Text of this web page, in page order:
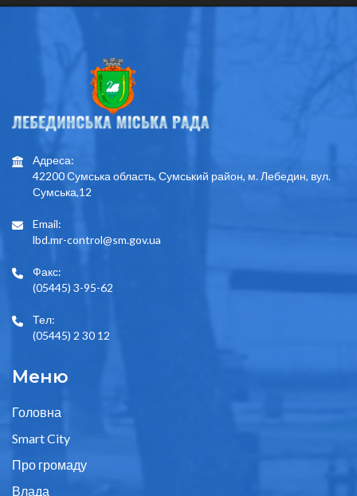
Адреса:
42200 Сумська область, Сумський район, м. Лебедин, вул.
Сумська,12
Email:
lbd.mr-control@sm.gov.ua
Факс:
(05445) 3-95-62
Тел:
(05445) 2 30 12
Меню
Головна
Smart City
Про громаду
Влада